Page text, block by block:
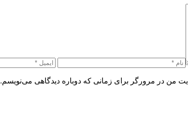
من در مرورگر برای زمانی که دوباره دیدگاهی می‌نویسم.